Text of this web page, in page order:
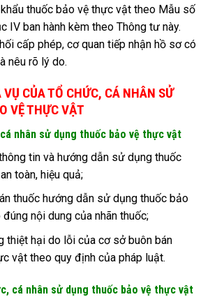
thuốc bảo vệ thực vật theo Mẫu số
IV ban hành kèm theo Thông tư này.
cấp phép, cơ quan tiếp nhận hồ sơ có
nêu rõ lý do.
VỤ CỦA TỔ CHỨC, CÁ NHÂN SỬ
VỆ THỰC VẬT
nhân sử dụng thuốc bảo vệ thực vật
tin và hướng dẫn sử dụng thuốc
toàn, hiệu quả;
thuốc hướng dẫn sử dụng thuốc bảo
nội dung của nhãn thuốc;
thiệt hại do lỗi của cơ sở buôn bán
vật theo quy định của pháp luật.
cá nhân sử dụng thuốc bảo vệ thực vật